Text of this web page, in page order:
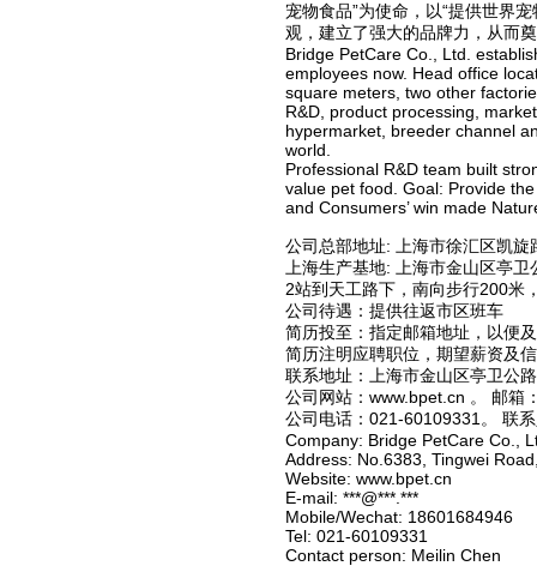
宠物食品”为使命，以“提供世界
观，建立了强大的品牌力，从而
Bridge PetCare Co., Ltd.
employees now. Head office
square meters, two other
R&D, product processing,
hypermarket, breeder channel
world.
Professional R&D team built
value pet food. Goal: Provide
and Consumers’ win made
公司总部地址: 上海市徐汇区凯
上海生产基地: 上海市金山区亭
2站到天工路下，南向步行200米
公司待遇：提供往返市区班车
简历投至：指定邮箱地址，以便
简历注明应聘职位，期望薪资及
联系地址：上海市金山区亭卫公
公司网站：www.bpet.cn 。 邮箱
公司电话：021-60109331。 联
Company: Bridge PetCare Co.,
Address: No.6383, Tingwei
Website: www.bpet.cn
E-mail: ***@***.***
Mobile/Wechat: 18601684946
Tel: 021-60109331
Contact person: Meilin Chen